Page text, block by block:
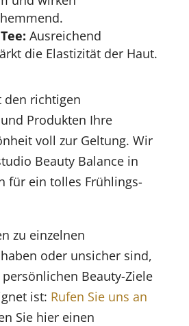
Ausreichend
die Elastizität der Haut.
den richtigen
Produkten Ihre
voll zur Geltung. Wir
Beauty Balance in
für ein tolles Frühlings-
zu einzelnen
oder unsicher sind,
Beauty-Ziele
ist: Rufen Sie uns an
Sie hier einen